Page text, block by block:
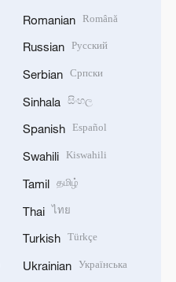
Romanian Română
Russian Русский
Serbian Српски
Sinhala සිංහල
Spanish Español
Swahili Kiswahili
Tamil தமிழ்
Thai ไทย
Turkish Türkçe
Ukrainian Українська